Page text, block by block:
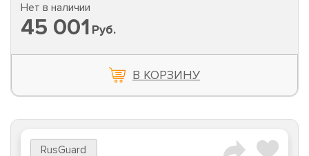
Нет в наличии
45 001 Руб.
В КОРЗИНУ
RusGuard